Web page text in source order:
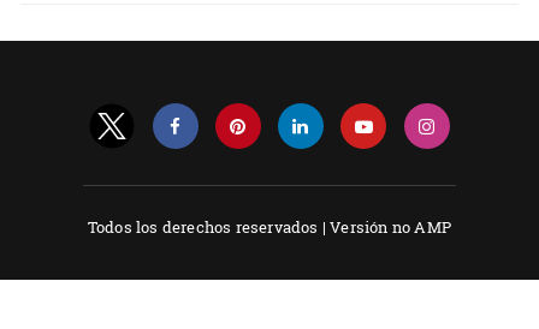
Todos los derechos reservados |Versión no AMP